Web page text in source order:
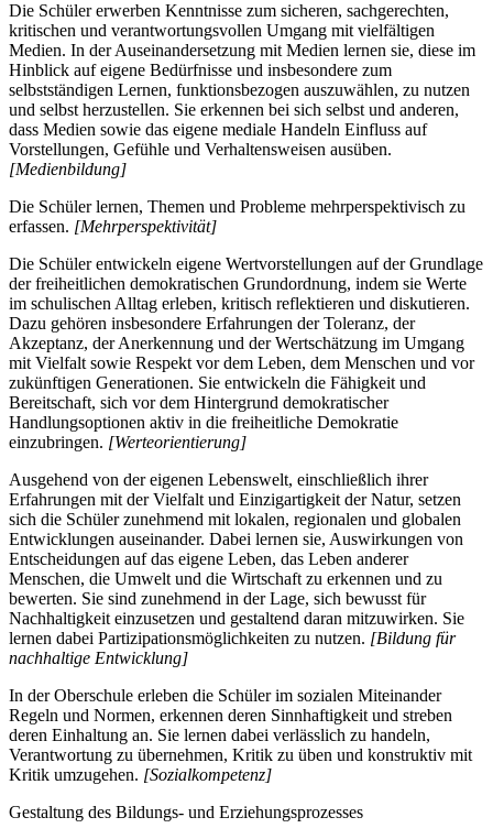
Die Schüler erwerben Kenntnisse zum sicheren, sachgerechten,
kritischen und verantwortungsvollen Umgang mit vielfältigen
Medien. In der Auseinandersetzung mit Medien lernen sie, diese im
Hinblick auf eigene Bedürfnisse und insbesondere zum
selbstständigen Lernen, funktionsbezogen auszuwählen, zu nutzen
und selbst herzustellen. Sie erkennen bei sich selbst und anderen,
dass Medien sowie das eigene mediale Handeln Einfluss auf
Vorstellungen, Gefühle und Verhaltensweisen ausüben.
[Medienbildung]
Die Schüler lernen, Themen und Probleme mehrperspektivisch zu
erfassen. [Mehrperspektivität]
Die Schüler entwickeln eigene Wertvorstellungen auf der Grundlage
der freiheitlichen demokratischen Grundordnung, indem sie Werte
im schulischen Alltag erleben, kritisch reflektieren und diskutieren.
Dazu gehören insbesondere Erfahrungen der Toleranz, der
Akzeptanz, der Anerkennung und der Wertschätzung im Umgang
mit Vielfalt sowie Respekt vor dem Leben, dem Menschen und vor
zukünftigen Generationen. Sie entwickeln die Fähigkeit und
Bereitschaft, sich vor dem Hintergrund demokratischer
Handlungsoptionen aktiv in die freiheitliche Demokratie
einzubringen. [Werteorientierung]
Ausgehend von der eigenen Lebenswelt, einschließlich ihrer
Erfahrungen mit der Vielfalt und Einzigartigkeit der Natur, setzen
sich die Schüler zunehmend mit lokalen, regionalen und globalen
Entwicklungen auseinander. Dabei lernen sie, Auswirkungen von
Entscheidungen auf das eigene Leben, das Leben anderer
Menschen, die Umwelt und die Wirtschaft zu erkennen und zu
bewerten. Sie sind zunehmend in der Lage, sich bewusst für
Nachhaltigkeit einzusetzen und gestaltend daran mitzuwirken. Sie
lernen dabei Partizipationsmöglichkeiten zu nutzen. [Bildung für
nachhaltige Entwicklung]
In der Oberschule erleben die Schüler im sozialen Miteinander
Regeln und Normen, erkennen deren Sinnhaftigkeit und streben
deren Einhaltung an. Sie lernen dabei verlässlich zu handeln,
Verantwortung zu übernehmen, Kritik zu üben und konstruktiv mit
Kritik umzugehen. [Sozialkompetenz]
Gestaltung des Bildungs- und Erziehungsprozesses